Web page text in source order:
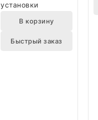
установки
В корзину
Быстрый заказ